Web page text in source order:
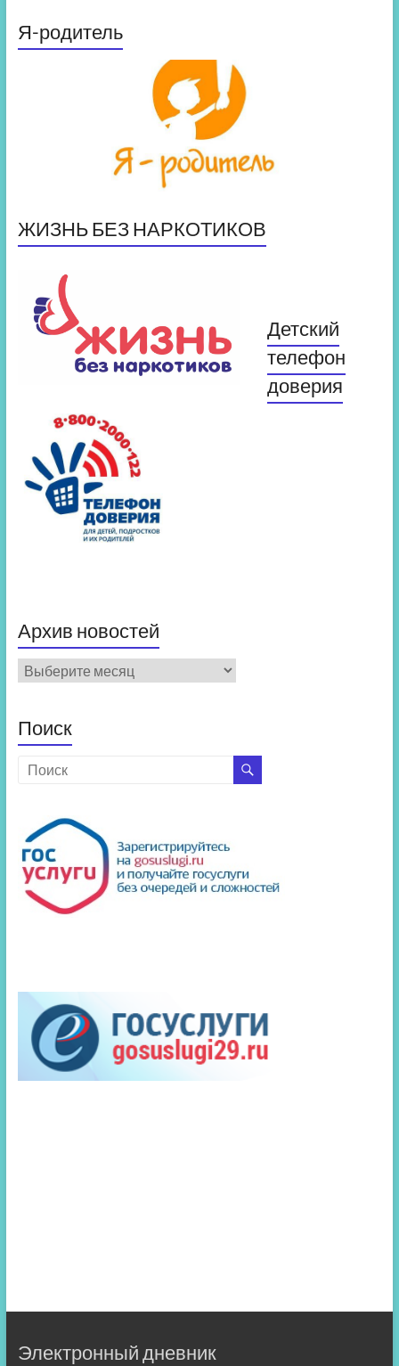
Я-родитель
ЖИЗНЬ БЕЗ НАРКОТИКОВ
Детский
телефон
доверия
Архив новостей
Архив
новостей
Поиск
Электронный дневник